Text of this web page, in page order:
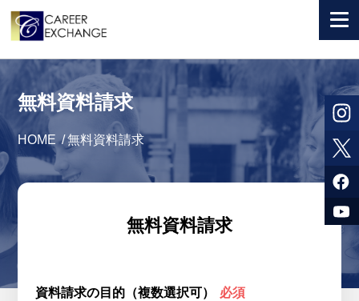
+ 国から選ぶ
+ 目的から選ぶ
求人検索
参加者体験談
+ 会社情報
無料資料請求
HOME /無料資料請求
無料資料請求
資料請求の目的（複数選択可） 必須